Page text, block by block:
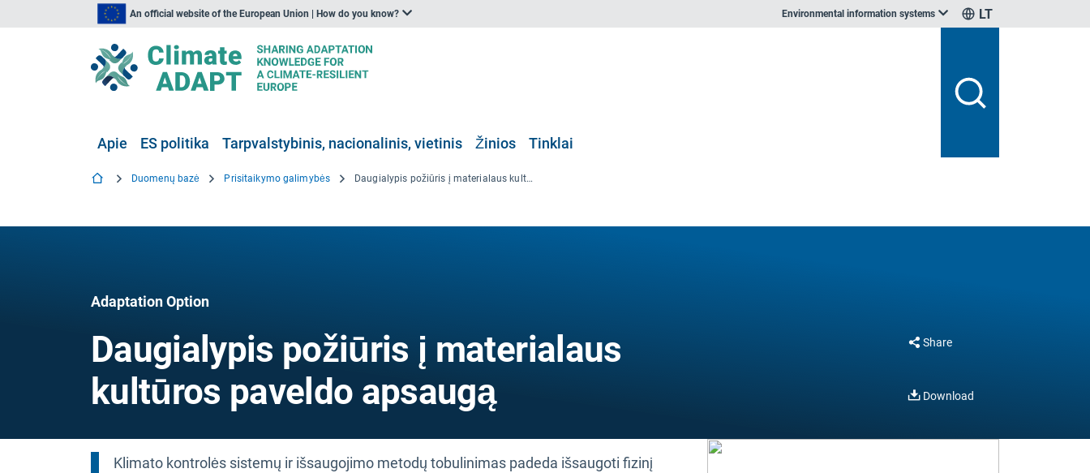
An official website of the European Union | How do you know? Environmental information systems LT
Apie ES politika Tarpvalstybinis, nacionalinis, vietinis Žinios Tinklai
Duomenų bazė Prisitaikymo galimybės Daugialypis požiūris į materialaus kultūros paveldo apsaugą
Adaptation Option
Daugialypis požiūris į materialaus
kultūros paveldo apsaugą
Share
Download
Klimato kontrolės sistemų ir išsaugojimo metodų tobulinimas padeda išsaugoti fizinį